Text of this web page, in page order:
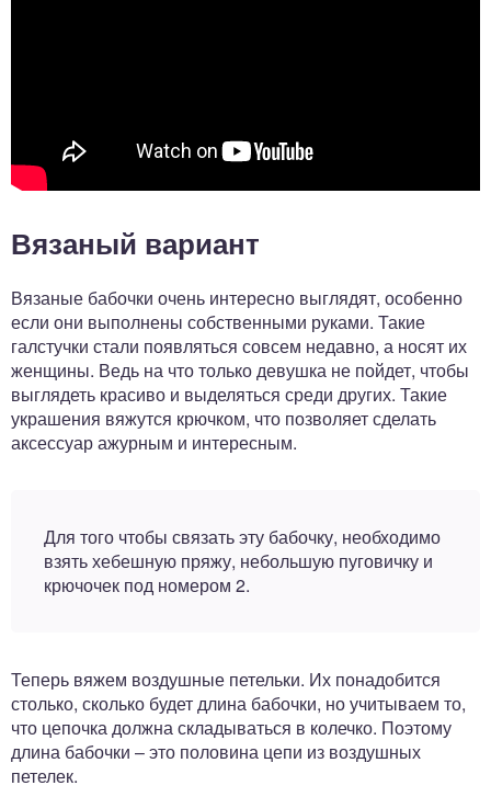
Вязаный вариант
Вязаные бабочки очень интересно выглядят, особенно
если они выполнены собственными руками. Такие
галстучки стали появляться совсем недавно, а носят их
женщины. Ведь на что только девушка не пойдет, чтобы
выглядеть красиво и выделяться среди других. Такие
украшения вяжутся крючком, что позволяет сделать
аксессуар ажурным и интересным.
Для того чтобы связать эту бабочку, необходимо
взять хебешную пряжу, небольшую пуговичку и
крючочек под номером 2.
Теперь вяжем воздушные петельки. Их понадобится
столько, сколько будет длина бабочки, но учитываем то,
что цепочка должна складываться в колечко. Поэтому
длина бабочки – это половина цепи из воздушных
петелек.